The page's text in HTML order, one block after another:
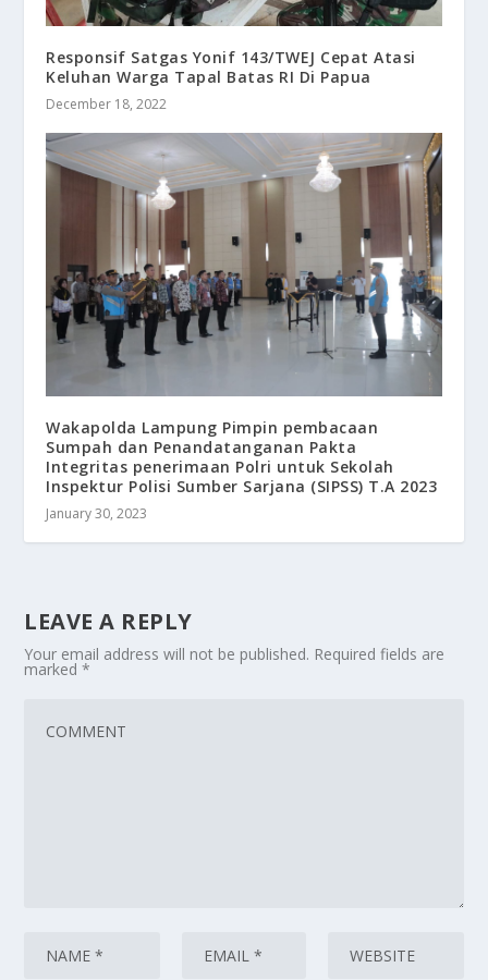
Responsif Satgas Yonif 143/TWEJ Cepat Atasi
Keluhan Warga Tapal Batas RI Di Papua
December 18, 2022
Wakapolda Lampung Pimpin pembacaan
Sumpah dan Penandatanganan Pakta
Integritas penerimaan Polri untuk Sekolah
Inspektur Polisi Sumber Sarjana (SIPSS) T.A 2023
January 30, 2023
LEAVE A REPLY
Your email address will not be published. Required fields are
marked*